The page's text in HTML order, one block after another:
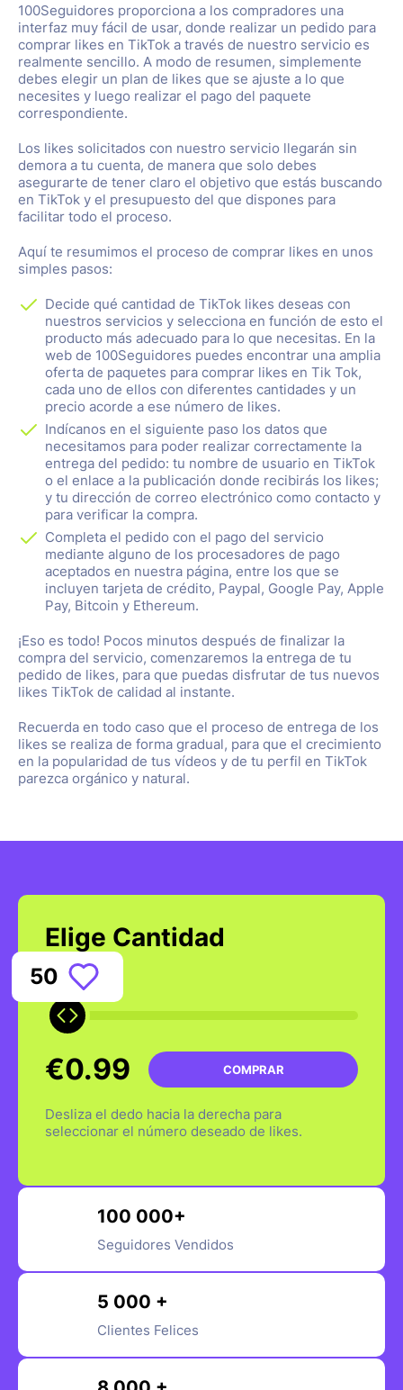
100Seguidores proporciona a los compradores una
interfaz muy fácil de usar, donde realizar un pedido para
comprar likes en TikTok a través de nuestro servicio es
realmente sencillo. A modo de resumen, simplemente
debes elegir un plan de likes que se ajuste a lo que
necesites y luego realizar el pago del paquete
correspondiente.
Los likes solicitados con nuestro servicio llegarán sin
demora a tu cuenta, de manera que solo debes
asegurarte de tener claro el objetivo que estás buscando
en TikTok y el presupuesto del que dispones para
facilitar todo el proceso.
Aquí te resumimos el proceso de comprar likes en unos
simples pasos:
Decide qué cantidad de TikTok likes deseas con
nuestros servicios y selecciona en función de esto el
producto más adecuado para lo que necesitas. En la
web de 100Seguidores puedes encontrar una amplia
oferta de paquetes para comprar likes en Tik Tok,
cada uno de ellos con diferentes cantidades y un
precio acorde a ese número de likes.
Indícanos en el siguiente paso los datos que
necesitamos para poder realizar correctamente la
entrega del pedido: tu nombre de usuario en TikTok
o el enlace a la publicación donde recibirás los likes;
y tu dirección de correo electrónico como contacto y
para verificar la compra.
Completa el pedido con el pago del servicio
mediante alguno de los procesadores de pago
aceptados en nuestra página, entre los que se
incluyen tarjeta de crédito, Paypal, Google Pay, Apple
Pay, Bitcoin y Ethereum.
¡Eso es todo! Pocos minutos después de finalizar la
compra del servicio, comenzaremos la entrega de tu
pedido de likes, para que puedas disfrutar de tus nuevos
likes TikTok de calidad al instante.
Recuerda en todo caso que el proceso de entrega de los
likes se realiza de forma gradual, para que el crecimiento
en la popularidad de tus vídeos y de tu perfil en TikTok
parezca orgánico y natural.
Elige Cantidad
50
€0.99 COMPRAR
Desliza el dedo hacia la derecha para
seleccionar el número deseado de likes.
100 000+
Seguidores Vendidos
5 000 +
Clientes Felices